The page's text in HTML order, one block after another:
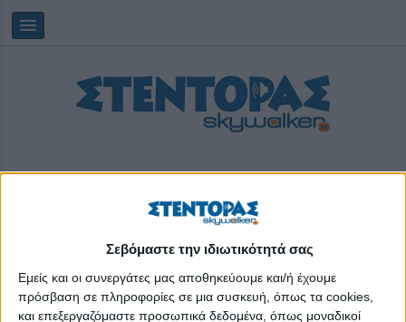
Σεβόμαστε την ιδιωτικότητά σας
Εμείς και οι συνεργάτες μας αποθηκεύουμε και/ή έχουμε
πρόσβαση σε πληροφορίες σε μια συσκευή, όπως τα cookies,
και επεξεργαζόμαστε προσωπικά δεδομένα, όπως μοναδικοί